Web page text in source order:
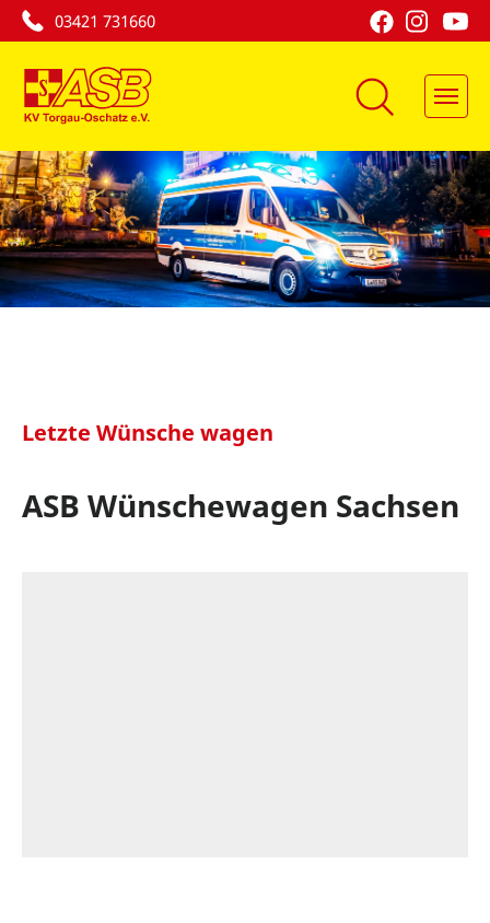
03421 731660
Letzte Wünsche wagen
ASB Wünschewagen Sachsen